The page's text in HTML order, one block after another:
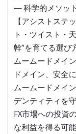
― 科学的メソッ
【アシストステ
ト・ツイスト・
幹”を育てる選び
ムームードメイ
ドメイン、安全
ムームードメイ
デンティティを
FX市場への投資
な利益を得る可